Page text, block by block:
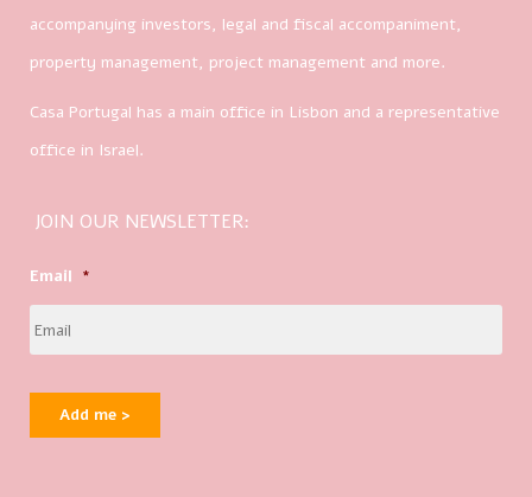
accompanying investors, legal and fiscal accompaniment,
property management, project management and more.
Casa Portugal has a main office in Lisbon and a representative
office in Israel.
JOIN OUR NEWSLETTER:
Email *
Add me >